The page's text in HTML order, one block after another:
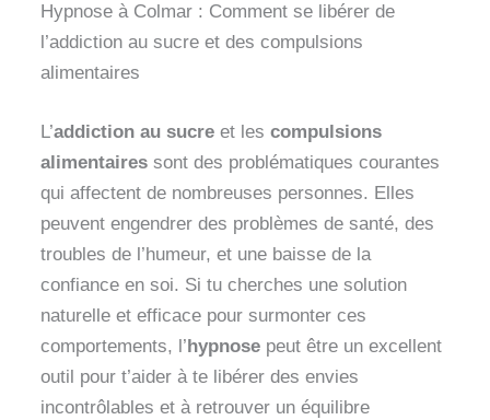
Hypnose à Colmar : Comment se libérer de
l’addiction au sucre et des compulsions
alimentaires
L’addiction au sucre et les compulsions
alimentaires sont des problématiques courantes
qui affectent de nombreuses personnes. Elles
peuvent engendrer des problèmes de santé, des
troubles de l’humeur, et une baisse de la
confiance en soi. Si tu cherches une solution
naturelle et efficace pour surmonter ces
comportements, l’hypnose peut être un excellent
outil pour t’aider à te libérer des envies
incontrôlables et à retrouver un équilibre